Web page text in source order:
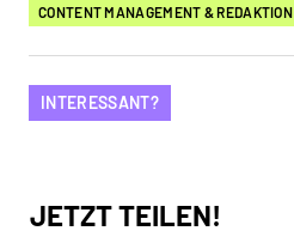
CONTENT MANAGEMENT & REDAKTION
INTERESSANT?
JETZT TEILEN!